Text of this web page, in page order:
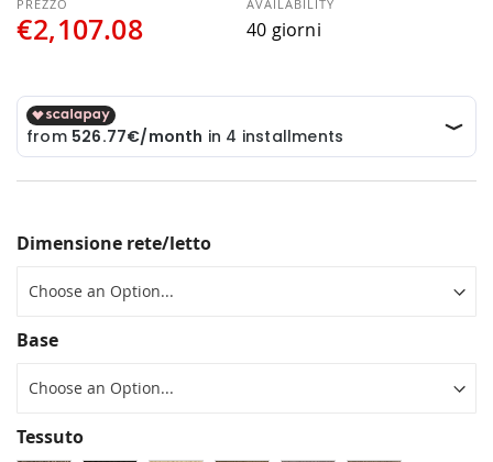
€2,107.08
AVAILABILITY
40 giorni
Dimensione rete/letto
Base
Tessuto